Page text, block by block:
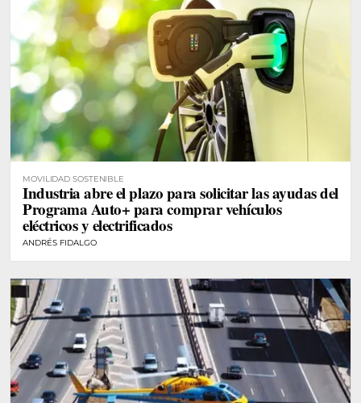
MOVILIDAD SOSTENIBLE
Industria abre el plazo para solicitar las ayudas del
Programa Auto+ para comprar vehículos
eléctricos y electrificados
ANDRÉS FIDALGO